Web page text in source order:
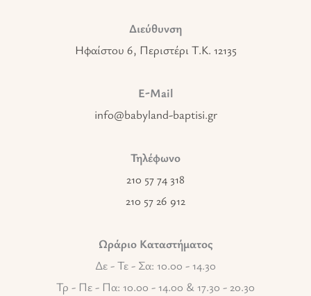
Διεύθυνση
Ηφαίστου 6, Περιστέρι T.K. 12135
E-Mail
info@babyland-baptisi.gr
Τηλέφωνο
210 57 74 318
210 57 26 912
Ωράριο Καταστήματος
Δε - Τε - Σα: 10.00 - 14.30
Τρ - Πε - Πα: 10.00 - 14.00 & 17.30 - 20.30